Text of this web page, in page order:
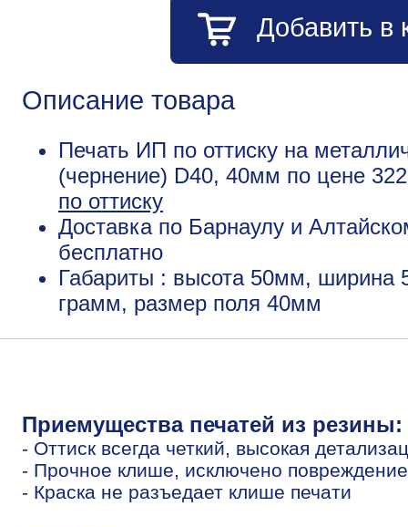
Добавить в
Описание товара
Печать ИП по оттиску на
(чернение) D40, 40мм по цене
по оттиску
Доставка по Барнаулу и
бесплатно
Габариты : высота 50мм, ширина
грамм, размер поля 40мм
Приемущества печатей из резины:
- Оттиск всегда четкий, высокая
- Прочное клише, исключено
- Краска не разъедает клише печати